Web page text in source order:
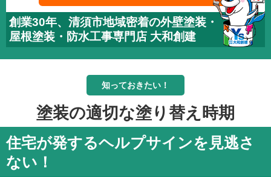
創業30年、清須市地域密着の外壁塗装・
屋根塗装・防水工事専門店 大和創建
知っておきたい！
塗装の適切な塗り替え時期
住宅が発するヘルプサインを見逃さ
ない！